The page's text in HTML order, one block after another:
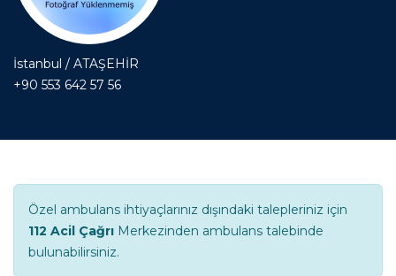
İstanbul / ATAŞEHİR
+90 553 642 57 56
Özel ambulans ihtiyaçlarınız dışındaki talepleriniz için
112 Acil Çağrı Merkezinden ambulans talebinde
bulunabilirsiniz.